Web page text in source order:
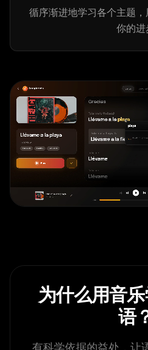
循序渐进地学习各个主题
你的进
为什么用音
语